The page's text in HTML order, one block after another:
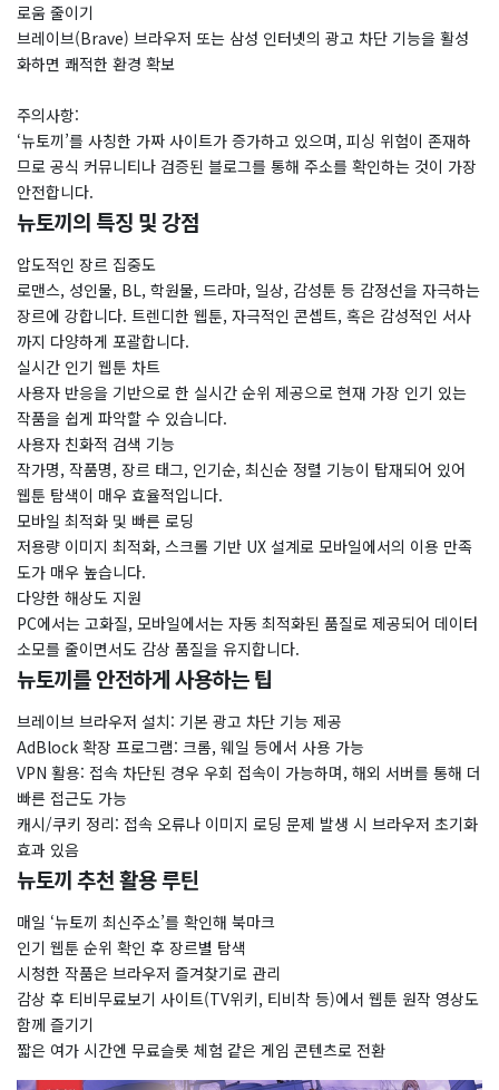
로움 줄이기
브레이브(Brave) 브라우저 또는 삼성 인터넷의 광고 차단 기능을 활성
화하면 쾌적한 환경 확보
주의사항:
‘뉴토끼’를 사칭한 가짜 사이트가 증가하고 있으며, 피싱 위험이 존재하
므로 공식 커뮤니티나 검증된 블로그를 통해 주소를 확인하는 것이 가장
안전합니다.
뉴토끼의 특징 및 강점
압도적인 장르 집중도
로맨스, 성인물, BL, 학원물, 드라마, 일상, 감성툰 등 감정선을 자극하는
장르에 강합니다. 트렌디한 웹툰, 자극적인 콘셉트, 혹은 감성적인 서사
까지 다양하게 포괄합니다.
실시간 인기 웹툰 차트
사용자 반응을 기반으로 한 실시간 순위 제공으로 현재 가장 인기 있는
작품을 쉽게 파악할 수 있습니다.
사용자 친화적 검색 기능
작가명, 작품명, 장르 태그, 인기순, 최신순 정렬 기능이 탑재되어 있어
웹툰 탐색이 매우 효율적입니다.
모바일 최적화 및 빠른 로딩
저용량 이미지 최적화, 스크롤 기반 UX 설계로 모바일에서의 이용 만족
도가 매우 높습니다.
다양한 해상도 지원
PC에서는 고화질, 모바일에서는 자동 최적화된 품질로 제공되어 데이터
소모를 줄이면서도 감상 품질을 유지합니다.
뉴토끼를 안전하게 사용하는 팁
브레이브 브라우저 설치: 기본 광고 차단 기능 제공
AdBlock 확장 프로그램: 크롬, 웨일 등에서 사용 가능
VPN 활용: 접속 차단된 경우 우회 접속이 가능하며, 해외 서버를 통해 더
빠른 접근도 가능
캐시/쿠키 정리: 접속 오류나 이미지 로딩 문제 발생 시 브라우저 초기화
효과 있음
뉴토끼 추천 활용 루틴
매일 ‘뉴토끼 최신주소’를 확인해 북마크
인기 웹툰 순위 확인 후 장르별 탐색
시청한 작품은 브라우저 즐겨찾기로 관리
감상 후 티비무료보기 사이트(TV위키, 티비착 등)에서 웹툰 원작 영상도
함께 즐기기
짧은 여가 시간엔 무료슬롯 체험 같은 게임 콘텐츠로 전환